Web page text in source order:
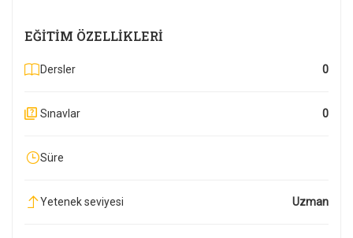
EĞITIM ÖZELLIKLERI
Dersler 0
Sınavlar 0
Süre
Yetenek seviyesi Uzman